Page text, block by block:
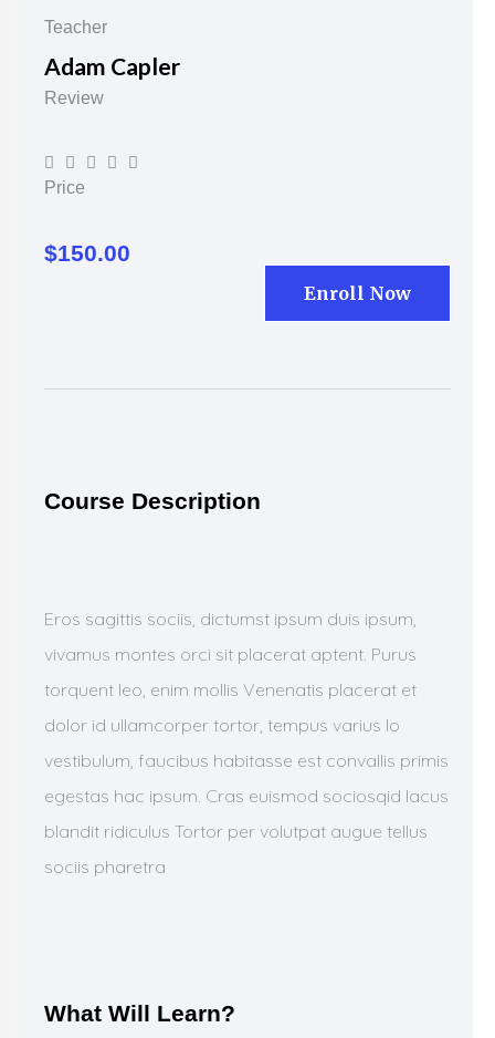
Teacher
Adam Capler
Review
    
Price
$150.00
Enroll Now
Course Description
Eros sagittis sociis, dictumst ipsum duis ipsum,
vivamus montes orci sit placerat aptent. Purus
torquent leo, enim mollis Venenatis placerat et
dolor id ullamcorper tortor, tempus varius lo
vestibulum, faucibus habitasse est convallis primis
egestas hac ipsum. Cras euismod sociosqid lacus
blandit ridiculus Tortor per volutpat augue tellus
sociis pharetra
What Will Learn?